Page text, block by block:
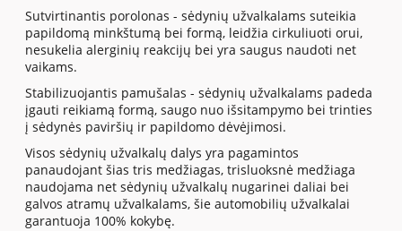
Sutvirtinantis porolonas - sėdynių užvalkalams suteikia
papildomą minkštumą bei formą, leidžia cirkuliuoti orui,
nesukelia alerginių reakcijų bei yra saugus naudoti net
vaikams.
Stabilizuojantis pamušalas - sėdynių užvalkalams padeda
įgauti reikiamą formą, saugo nuo išsitampymo bei trinties
į sėdynės paviršių ir papildomo dėvėjimosi.
Visos sėdynių užvalkalų dalys yra pagamintos
panaudojant šias tris medžiagas, trisluoksnė medžiaga
naudojama net sėdynių užvalkalų nugarinei daliai bei
galvos atramų užvalkalams, šie automobilių užvalkalai
garantuoja 100% kokybę.